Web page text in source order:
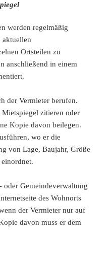
werden regelmäßig
aktuellen
Ortsteilen zu
anschließend in einem
der Vermieter berufen.
zitieren oder
Kopie davon beilegen.
wo er die
von Lage, Baujahr, Größe
oder Gemeindeverwaltung
des Wohnorts
der Vermieter nur auf
davon muss er dem